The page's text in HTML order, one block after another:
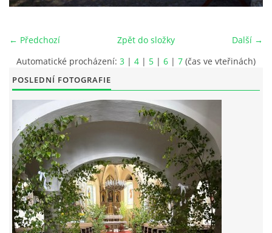
AKTUALITY
ŽIVOTOPISY SVATÝCH
DUCHOVNÍ SLOVO
ÚVAHA MĚSÍCE
← Předchozí Další →
Zpět do složky
Automatické procházení: 3 | 4 | 5 | 6 | 7 (čas ve vteřinách)
POSLEDNÍ FOTOGRAFIE